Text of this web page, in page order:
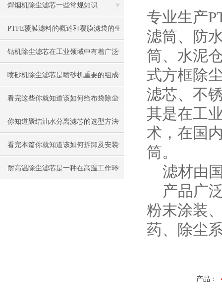
本篇吧
焊烟机除尘滤芯一些常规知识
PTFE覆膜滤料的概述和覆膜滤袋的生
产过程
钻机除尘滤芯在工业领域中有着广泛
的运用
喷砂机除尘滤芯是喷砂机重要的组成
部分
看完这些你就知道该如何给布袋除尘
器卸灰了
你知道聚结油水分离滤芯的选型方法
是什么么
看完本篇你就知道该如何拆卸及安装
搅拌站除尘滤芯了
耐高温除尘滤芯是一种在高温工作环
专业生产
滤筒、防
筒、水泥
式方框除
滤芯、不
其是在工
术，在国
筒。
滤材由
产品广
粉末涂装
药、除尘
产品：